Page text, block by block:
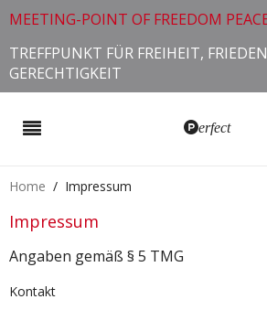
MEETING-POINT OF FREEDOM
TREFFPUNKT FÜR FREIHEIT,
GERECHTIGKEIT
erfect
Home Impressum
Impressum
Angaben gemäß § 5 TMG
Kontakt